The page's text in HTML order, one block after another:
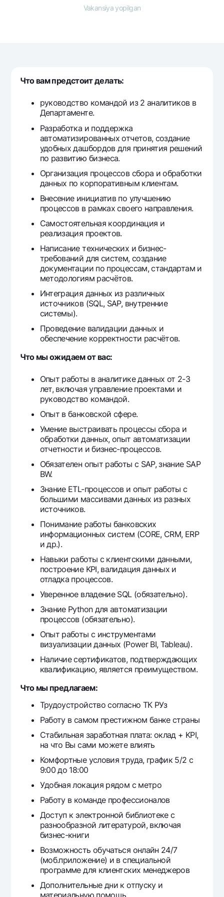
Kumush omonat
Ish haqi
Milliy mobil ilovasi
Ko'p beriladigan savollar
Sayt bo‘yicha qidiring
Qidirish
Foydali havolalar
Ko'p beriladigan savollar
Matbuot markazi
Ofis va bankomatlar
Shaxsiy ma'lumotlarni qayta ishlashga rozilik berish
Bizni ijtimoiy tarmoqlarda kuzatib boring
Aloqa markazi
+998 78 148-00-101344
Vakansiya yopilgan
Что вам предстоит делать:
руководство командой из 2 аналитиков в
Департаменте.
Разработка и поддержка
автоматизированных отчетов, создание
удобных дашбордов для принятия решений
по развитию бизнеса.
Организация процессов сбора и обработки
данных по корпоративным клиентам.
Внесение инициатив по улучшению
процессов в рамках своего направления.
Самостоятельная координация и
реализация проектов.
Написание технических и бизнес-
требований для систем, создание
документации по процессам, стандартам и
методологиям расчётов.
Интеграция данных из различных
источников (SQL, SAP, внутренние
системы).
Проведение валидации данных и
обеспечение корректности расчётов.
Что мы ожидаем от вас:
Опыт работы в аналитике данных от 2-3
лет, включая управление проектами и
руководство командой.
Опыт в банковской сфере.
Умение выстраивать процессы сбора и
обработки данных, опыт автоматизации
отчетности и бизнес-процессов.
Обязателен опыт работы с SAP, знание SAP
BW.
Знание ETL-процессов и опыт работы с
большими массивами данных из разных
источников.
Понимание работы банковских
информационных систем (CORE, CRM, ERP
и др.).
Навыки работы с клиентскими данными,
построение KPI, валидация данных и
отладка процессов.
Уверенное владение SQL (обязательно).
Знание Python для автоматизации
процессов (обязательно).
Опыт работы с инструментами
визуализации данных (Power BI, Tableau).
Наличие сертификатов, подтверждающих
квалификацию, является преимуществом.
Что мы предлагаем:
Трудоустройство согласно ТК РУз
Работу в самом престижном банке страны
Стабильная заработная плата: оклад + KPI,
на что Вы сами можете влиять
Комфортные условия труда, график 5/2 с
9:00 до 18:00
Удобная локация рядом с метро
Работу в команде профессионалов
Доступ к электронной библиотеке с
разнообразной литературой, включая
бизнес-книги
Возможность обучаться онлайн 24/7
(моб.приложение) и в специальной
программе для клиентских менеджеров
Дополнительные дни к отпуску и
материальную помощь